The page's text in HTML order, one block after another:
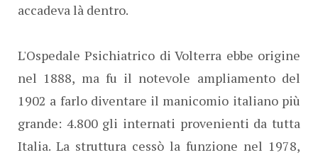
accadeva là dentro.
L'Ospedale Psichiatrico di Volterra ebbe origine
nel 1888, ma fu il notevole ampliamento del
1902 a farlo diventare il manicomio italiano più
grande: 4.800 gli internati provenienti da tutta
Italia. La struttura cessò la funzione nel 1978,